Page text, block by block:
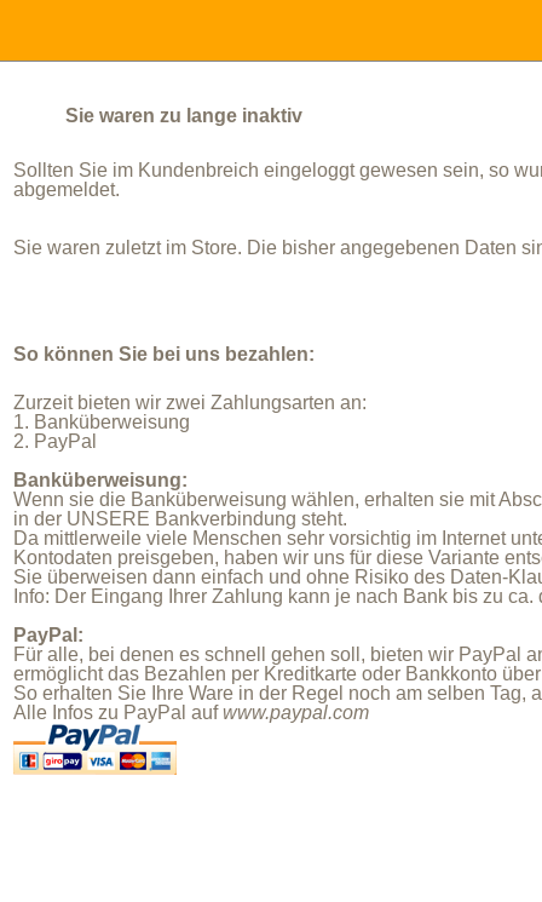
Sie waren zu lange inaktiv
Sollten Sie im Kundenbreich eingeloggt gewesen sein, so
abgemeldet.
Sie waren zuletzt im Store. Die bisher angegebenen Daten
So können Sie bei uns bezahlen:
Zurzeit bieten wir zwei Zahlungsarten an:
1. Banküberweisung
2. PayPal
Banküberweisung:
Wenn sie die Banküberweisung wählen, erhalten sie mit
in der UNSERE Bankverbindung steht.
Da mittlerweile viele Menschen sehr vorsichtig im Internet
Kontodaten preisgeben, haben wir uns für diese Variante
Sie überweisen dann einfach und ohne Risiko des Daten-
Info: Der Eingang Ihrer Zahlung kann je nach Bank bis zu
PayPal:
Für alle, bei denen es schnell gehen soll, bieten wir PayPal
ermöglicht das Bezahlen per Kreditkarte oder Bankkonto
So erhalten Sie Ihre Ware in der Regel noch am selben Tag,
Alle Infos zu PayPal aufwww.paypal.com